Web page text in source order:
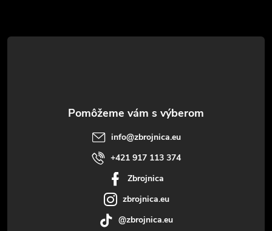
á
info@zbrojnica.eu
+421 917 113 374
Zbrojnica
zbrojnica.eu
@zbrojnica.eu